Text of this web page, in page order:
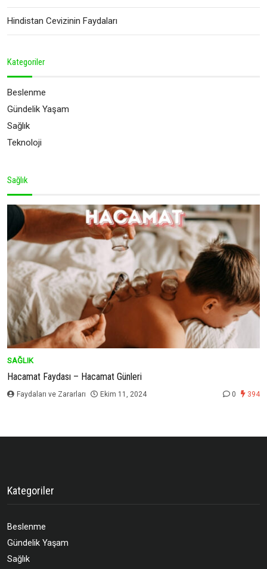
Hindistan Cevizinin Faydaları
Kategoriler
Beslenme
Gündelik Yaşam
Sağlık
Teknoloji
Sağlık
SAĞLIK
Hacamat Faydası – Hacamat Günleri
Faydaları ve Zararları Ekim 11, 2024 0 394
Kategoriler
Beslenme
Gündelik Yaşam
Sağlık